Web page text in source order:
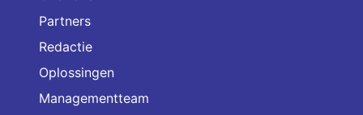
Partners
Redactie
Oplossingen
Managementteam